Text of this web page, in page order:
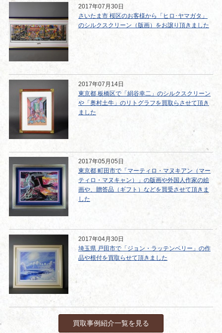
2017年07月30日
さいたま市 桜区のお客様から「ヒロ･ヤマガタ」
のシルクスクリーン（版画）をお譲り頂きました
2017年07月14日
東京都 板橋区で「絹谷幸二」のシルクスクリーン
や「奥村土牛」のリトグラフを買取らさせて頂き
ました
2017年05月05日
東京都 町田市で「マーティロ・マヌキアン（マー
ティロ・マヌキャン）」の版画や外国人作家の絵
画や、贈答品（ギフト）などを買受させて頂きま
した
2017年04月30日
埼玉県 戸田市で「ジョン・ラッテンベリー」の作
品や根付を買取らせて頂きました
買取事例紹介一覧を見る